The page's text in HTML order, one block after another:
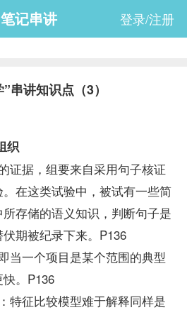
笔记串讲 登录/注册
串讲知识点（3）
织
据，组要来自采用句子核证
在这类试验中，被试有一些简
存储的语义知识，判断句子是
期被纪录下来。P136
一个项目是某个范围的典型
。P136
征比较模型难于解释同样是